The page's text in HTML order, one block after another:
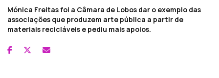
Mónica Freitas foi a Câmara de Lobos dar o exemplo das
associações que produzem arte pública a partir de
materiais recicláveis e pediu mais apoios.